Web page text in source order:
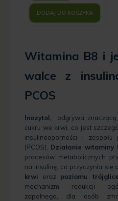
DODAJ DO KOSZYKA
Witamina B8 i
walce z
PCOS
Inozytol,
odgrywa
cukru we krwi, co jest
insulinooporności i zespołu
(PCOS). Działanie witaminy
procesów metabolicznych
na insulinę, co przyczynia się
krwi oraz poziomu
mechanizm redukcji
zapalnego, dla osób